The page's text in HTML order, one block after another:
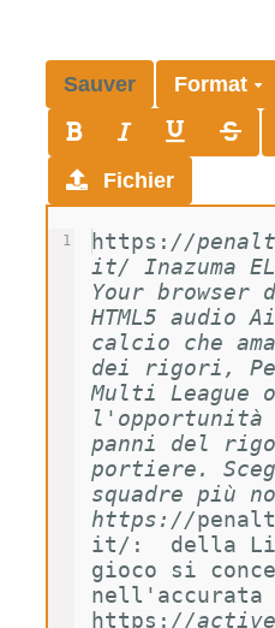
Sauver Format
Fichier
1 https: //
it/ Inazuma
Your browser
HTML5
calcio che
dei rigori,
Multi League
panni del
portiere.
squadre più
https://
it/:  della
gioco si
nell'accurata
https: //